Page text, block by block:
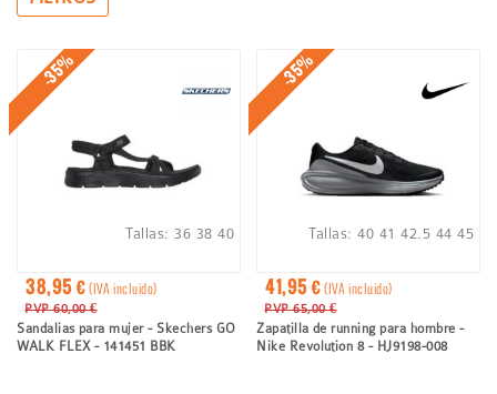
ayuda
la
navegación
-35%
38,95 €(IVA incluido)
PVP 60,00 €
Sandalias para mujer - Skechers GO
WALK FLEX - 141451 BBK
Tallas:36 38 40
-35%
41,95 €(IVA incluido)
PVP 65,00 €
Zapatilla de running para hombre -
Nike Revolution 8 - HJ9198-008
Tallas:40 41 42.5 44 45